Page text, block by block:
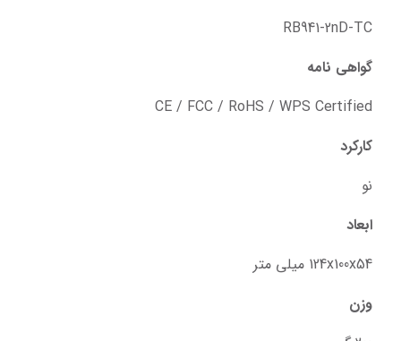
RB941-2nD-TC
گواهی نامه
CE / FCC / RoHS / WPS Certified
کارکرد
نو
ابعاد
124x100x54 میلی متر
وزن